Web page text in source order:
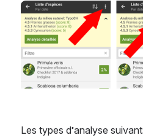
Open
Les types d’analyse